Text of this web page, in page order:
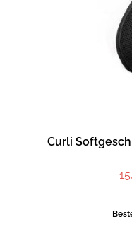
Curli